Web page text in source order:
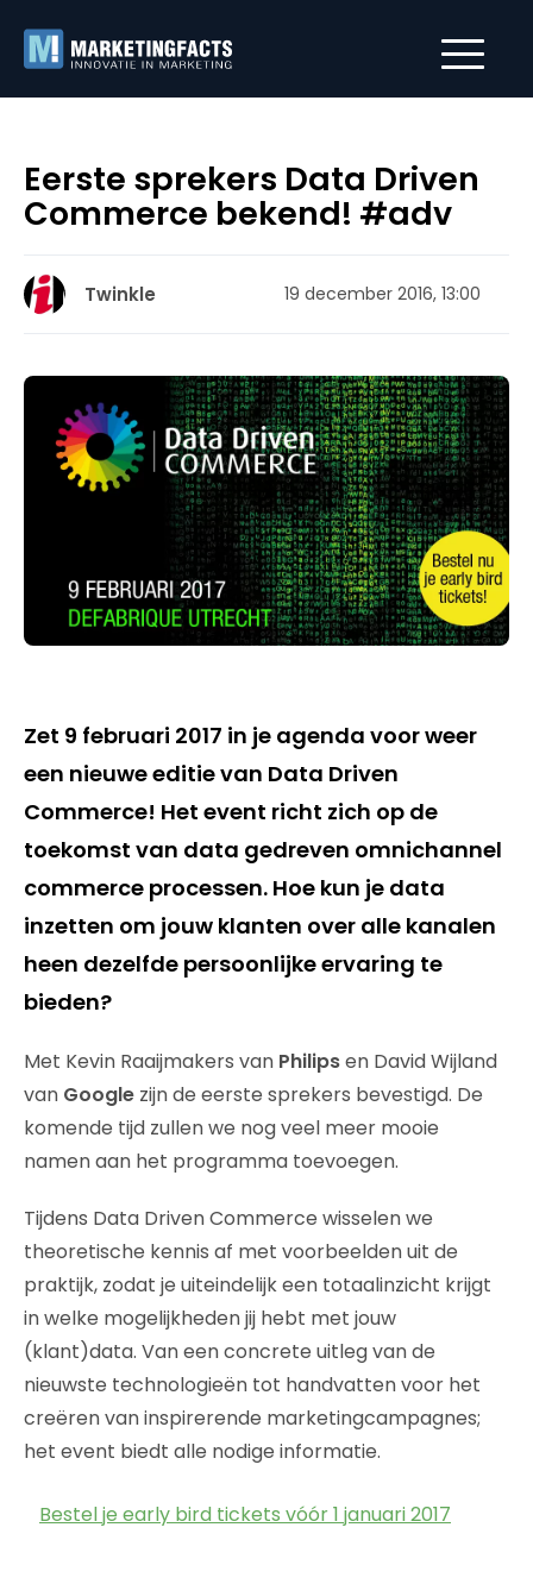
Eerste sprekers Data Driven
Commerce bekend! #adv
Twinkle 19 december 2016, 13:00
Zet 9 februari 2017 in je agenda voor weer
een nieuwe editie van Data Driven
Commerce! Het event richt zich op de
toekomst van data gedreven omnichannel
commerce processen. Hoe kun je data
inzetten om jouw klanten over alle kanalen
heen dezelfde persoonlijke ervaring te
bieden?
Met Kevin Raaijmakers van Philipsen David Wijland
van Google zijn de eerste sprekers bevestigd. De
komende tijd zullen we nog veel meer mooie
namen aan het programma toevoegen.
Tijdens Data Driven Commerce wisselen we
theoretische kennis af met voorbeelden uit de
praktijk, zodat je uiteindelijk een totaalinzicht krijgt
in welke mogelijkheden jij hebt met jouw
(klant)data. Van een concrete uitleg van de
nieuwste technologieën tot handvatten voor het
creëren van inspirerende marketingcampagnes;
het event biedt alle nodige informatie.
Bestel je early bird tickets vóór 1 januari 2017